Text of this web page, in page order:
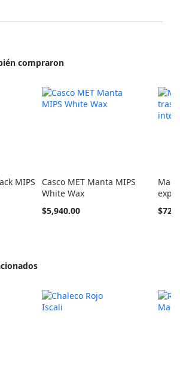
compraron
MIPS
Casco MET Manta MIPS
White Wax
Tan
$5,940.00